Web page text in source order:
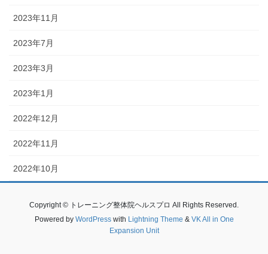
2023年11月
2023年7月
2023年3月
2023年1月
2022年12月
2022年11月
2022年10月
Copyright © トレーニング整体院ヘルスプロ All Rights Reserved.
Powered by WordPresswith Lightning Theme & VK All in One
Expansion Unit